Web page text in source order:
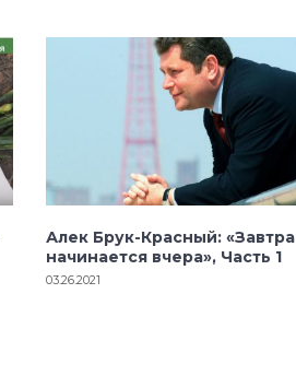
Алек Брук-Красный: «Завтра
начинается вчера», Часть 1
03.26.2021